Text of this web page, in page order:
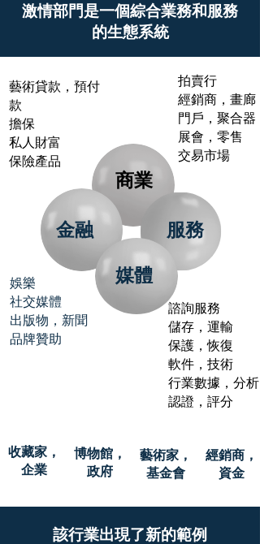
該行業出現了新的範例
激情部門是一個綜合業務和服務
的生態系統
藝術貸款，預付
款
擔保
私人財富
保險產品
拍賣行
經銷商，畫廊
門戶，聚合器
展會，零售
交易市場
媒體
金融
娛樂
社交媒體
出版物，新聞
品牌贊助
諮詢服務
儲存，運輸
保護，恢復
軟件，技術
行業數據，分析
認證，評分
服務
商業
收藏家，
企業
博物館，
政府
藝術家，
基金會
經銷商，
資金